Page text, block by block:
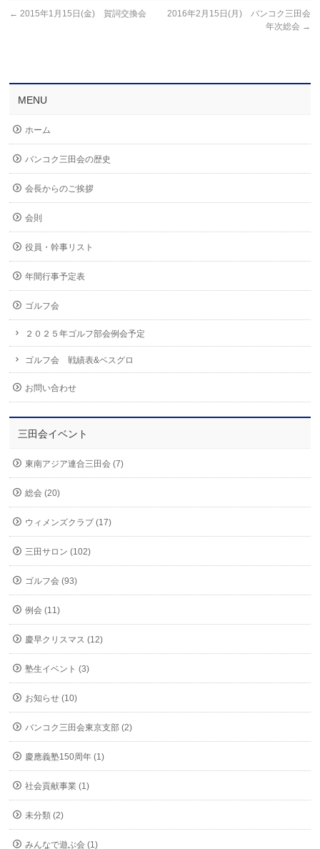
← 2015年1月15日(金) 賀詞交換会
2016年2月15日(月) バンコク三田会
年次総会 →
MENU
ホーム
バンコク三田会の歴史
会長からのご挨拶
会則
役員・幹事リスト
年間行事予定表
ゴルフ会
２０２５年ゴルフ部会例会予定
ゴルフ会 戦績表&ベスグロ
お問い合わせ
三田会イベント
東南アジア連合三田会 (7)
総会 (20)
ウィメンズクラブ (17)
三田サロン (102)
ゴルフ会 (93)
例会 (11)
慶早クリスマス (12)
塾生イベント (3)
お知らせ (10)
バンコク三田会東京支部 (2)
慶應義塾150周年 (1)
社会貢献事業 (1)
未分類 (2)
みんなで遊ぶ会 (1)